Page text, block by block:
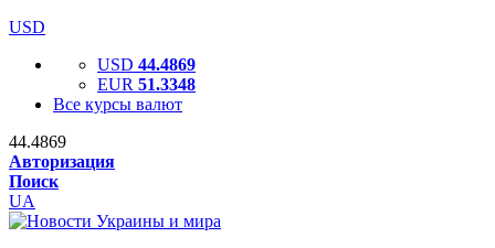
USD
USD 44.4869
EUR 51.3348
Все курсы валют
44.4869
Авторизация
Поиск
UA